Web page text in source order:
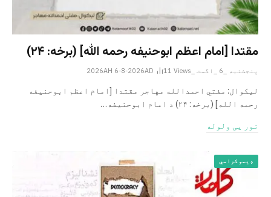
مقتدا [امام اعظم ابوحنیفه رحمه الله‎] (برخه: ۲۴)
پنجشنبه _6 _اگست _2026AH 6-8-2026AD 11 Views
لیکوال: مفتي احمدالله مهاجر مقتدا [امام اعظم ابوحنیفه
رحمه الله‎] (برخه: ۲۴) د امام ابوحنيفه…
نور یی ولوله
ډیموکراسي